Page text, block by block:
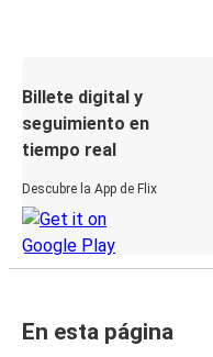
Billete digital y
seguimiento en
tiempo real
Descubre la App de Flix
En esta página